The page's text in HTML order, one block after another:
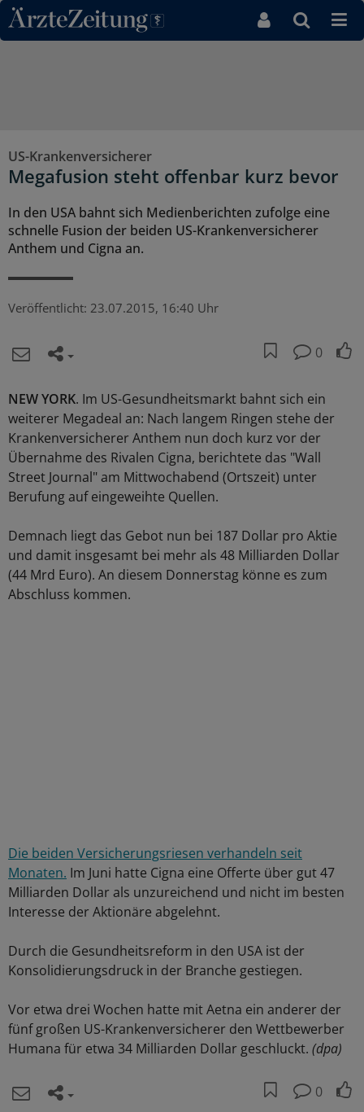
Direkt zum Inhaltsbereich
US-Krankenversicherer
Megafusion steht offenbar kurz bevor
In den USA bahnt sich Medienberichten zufolge eine
schnelle Fusion der beiden US-Krankenversicherer
Anthem und Cigna an.
Veröffentlicht: 23.07.2015, 16:40 Uhr
0
NEW YORK. Im US-Gesundheitsmarkt bahnt sich ein
weiterer Megadeal an: Nach langem Ringen stehe der
Krankenversicherer Anthem nun doch kurz vor der
Übernahme des Rivalen Cigna, berichtete das "Wall
Street Journal" am Mittwochabend (Ortszeit) unter
Berufung auf eingeweihte Quellen.
Demnach liegt das Gebot nun bei 187 Dollar pro Aktie
und damit insgesamt bei mehr als 48 Milliarden Dollar
(44 Mrd Euro). An diesem Donnerstag könne es zum
Abschluss kommen.
Die beiden Versicherungsriesen verhandeln seit
Monaten. Im Juni hatte Cigna eine Offerte über gut 47
Milliarden Dollar als unzureichend und nicht im besten
Interesse der Aktionäre abgelehnt.
Durch die Gesundheitsreform in den USA ist der
Konsolidierungsdruck in der Branche gestiegen.
Vor etwa drei Wochen hatte mit Aetna ein anderer der
fünf großen US-Krankenversicherer den Wettbewerber
Humana für etwa 34 Milliarden Dollar geschluckt. (dpa)
0